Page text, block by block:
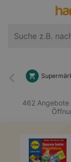
Zurück
462